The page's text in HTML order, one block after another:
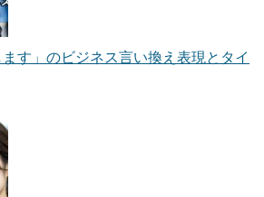
ます」のビジネス言い換え表現とタイ